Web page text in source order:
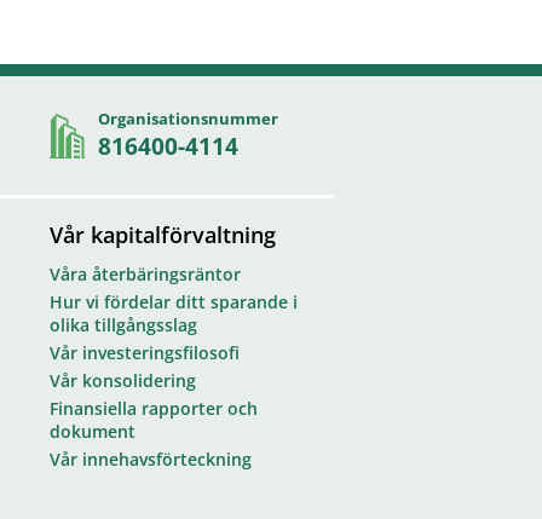
Organisationsnummer
816400-4114
Vår kapitalförvaltning
Våra återbäringsräntor
Hur vi fördelar ditt sparande i
olika tillgångsslag
Vår investeringsfilosofi
Vår konsolidering
Finansiella rapporter och
dokument
Vår innehavsförteckning